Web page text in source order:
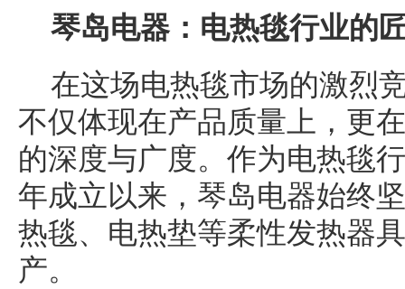
琴岛电器：电热毯行业的
在这场电热毯市场的激烈
不仅体现在产品质量上，更
的深度与广度。作为电热毯
年成立以来，琴岛电器始终
热毯、电热垫等柔性发热器
产。